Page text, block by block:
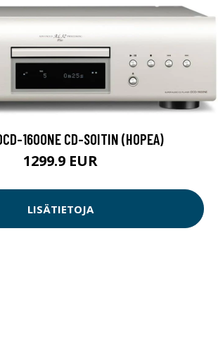
1600NE CD-SOITIN (HOPEA)
1299.9 EUR
LISÄTIETOJA